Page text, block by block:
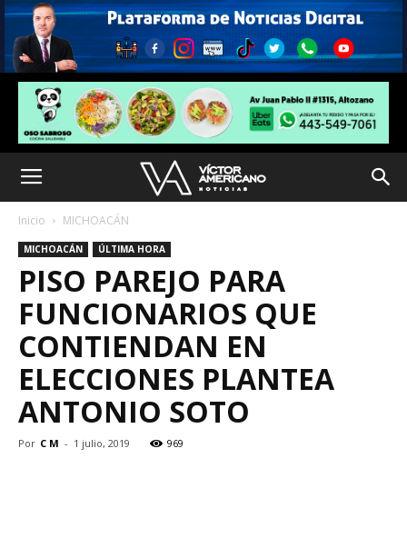
Inicio MICHOACÁN
MICHOACÁN ÚLTIMA HORA
PISO PAREJO PARA
FUNCIONARIOS QUE
CONTIENDAN EN
ELECCIONES PLANTEA
ANTONIO SOTO
Por C M - 1 julio, 2019 969